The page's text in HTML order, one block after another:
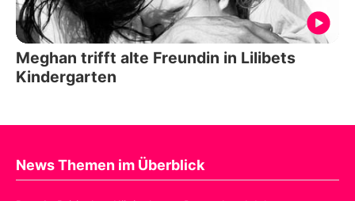
Meghan trifft alte Freundin in Lilibets
Kindergarten
News Themen im Überblick